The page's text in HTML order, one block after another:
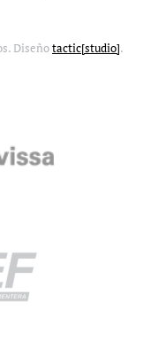
Diseñotactic[studio].